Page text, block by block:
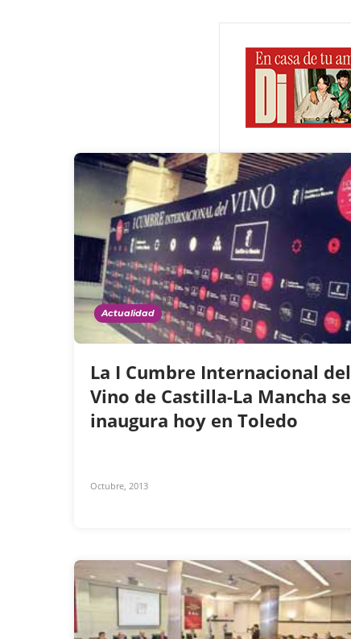
Actualidad
La I Cumbre Internacional del
Vino de Castilla-La Mancha se
inaugura hoy en Toledo
Octubre, 2013